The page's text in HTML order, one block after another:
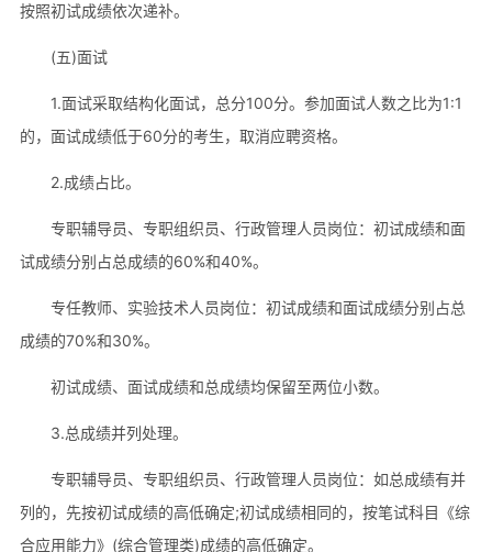
按照初试成绩依次递补。
(五)面试
1.面试采取结构化面试，总分100分。参加面试人数之比为1:1
的，面试成绩低于60分的考生，取消应聘资格。
2.成绩占比。
专职辅导员、专职组织员、行政管理人员岗位：初试成绩和面
试成绩分别占总成绩的60%和40%。
专任教师、实验技术人员岗位：初试成绩和面试成绩分别占总
成绩的70%和30%。
初试成绩、面试成绩和总成绩均保留至两位小数。
3.总成绩并列处理。
专职辅导员、专职组织员、行政管理人员岗位：如总成绩有并
列的，先按初试成绩的高低确定;初试成绩相同的，按笔试科目《综
合应用能力》(综合管理类)成绩的高低确定。